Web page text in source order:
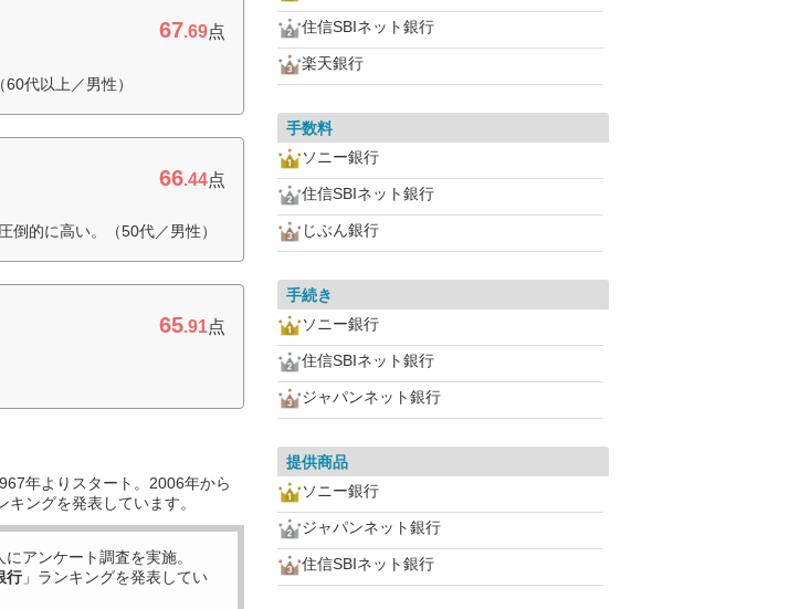
67.69点
代以上／男性）
66.44点
的に高い。（50代／男性）
65.91点
年よりスタート。2006年から
ングを発表しています。
にアンケート調査を実施。
行」ランキングを発表してい
住信SBIネット銀行
楽天銀行
手数料
ソニー銀行
住信SBIネット銀行
じぶん銀行
手続き
ソニー銀行
住信SBIネット銀行
ジャパンネット銀行
提供商品
ソニー銀行
ジャパンネット銀行
住信SBIネット銀行